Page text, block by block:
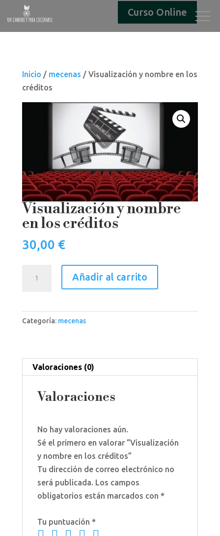
Curso Online
Inicio / mecenas / Visualización y nombre en los
créditos
Visualización y nombre
en los créditos
30,00 €
en
los
Añadir al carrito
Categoría: mecenas
Valoraciones (0)
Valoraciones
No hay valoraciones aún.
Sé el primero en valorar “Visualización
y nombre en los créditos”
Tu dirección de correo electrónico no
será publicada. Los campos
obligatorios están marcados con *
Tu puntuación *